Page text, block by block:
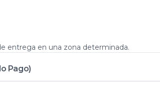
entrega en una zona determinada.
Pago)